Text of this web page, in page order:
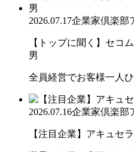
2026.07.17企業家倶楽部
【トップに聞く】セ
男
全員経営でお客様一人
2026.07.16企業家倶楽部
【注目企業】アキュセ